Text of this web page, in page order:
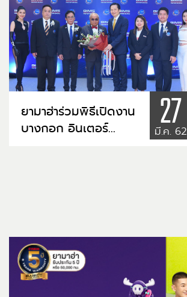
ยามาฮ่าร่วมพิธีเปิดงาน
บางกอก อินเตอร์
27
มี.ค. 62